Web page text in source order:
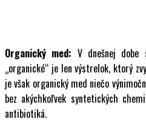
Organický med: V dnešnej dobe
„organické“ je len výstrelok, ktorý
je však organický med niečo
bez akýchkoľvek syntetických
antibiotiká.